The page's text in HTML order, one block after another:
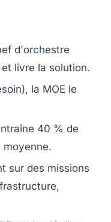
d'orchestre
livre la solution.
la MOE le
40 % de
moyenne.
sur des missions